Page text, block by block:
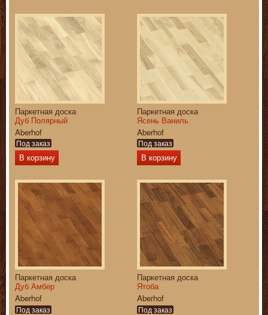
Паркетная доска
Дуб Полярный
Aberhof
Под заказ
В корзину
Паркетная доска
Ясень Ваниль
Aberhof
Под заказ
В корзину
Паркетная доска
Дуб Амбер
Aberhof
Под заказ
Паркетная доска
Ятоба
Aberhof
Под заказ